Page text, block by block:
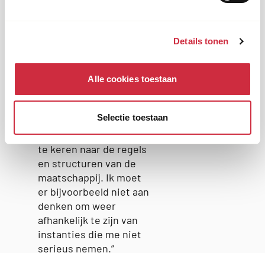
Details tonen
Alle cookies toestaan
Selectie toestaan
om weer terug te keren
naar een reguliere
woonsituatie. “Als je
aan die vrijheid, wordt
het lastiger om terug
te keren naar de regels
en structuren van de
maatschappij. Ik moet
er bijvoorbeeld niet aan
denken om weer
afhankelijk te zijn van
instanties die me niet
serieus nemen.”